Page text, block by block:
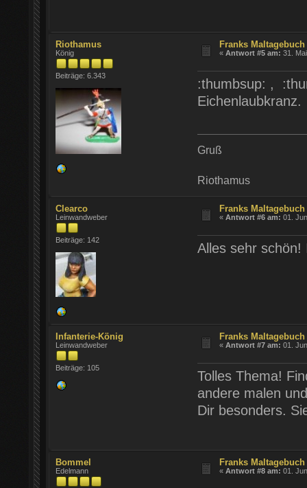
Riothamus
König
Beiträge: 6.343
Franks
«Antwort #5 am: 31.
:thumbsup: ,
Eichenlaubkranz.
Gruß
Riothamus
Clearco
Leinwandweber
Beiträge: 142
Franks
«Antwort #6 am: 01.
Alles sehr
Infanterie-König
Leinwandweber
Beiträge: 105
Franks
«Antwort #7 am: 01.
Tolles Thema!
andere malen
Dir besonders.
Bommel
Edelmann
Franks
«Antwort #8 am: 01.